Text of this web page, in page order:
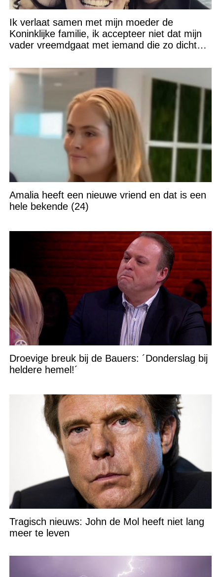
Ik verlaat samen met mijn moeder de
Koninklijke familie, ik accepteer niet dat mijn
vader vreemdgaat met iemand die zo dichtbij
Amalia heeft een nieuwe vriend en dat is een
hele bekende (24)
Droevige breuk bij de Bauers: ´Donderslag bij
heldere hemel!´
Tragisch nieuws: John de Mol heeft niet lang
meer te leven